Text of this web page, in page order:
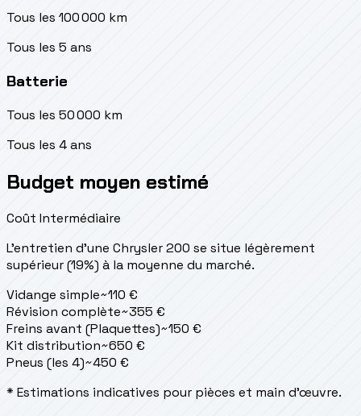
Tous les 100 000 km
Tous les 5 ans
Batterie
Tous les 50 000 km
Tous les 4 ans
Budget moyen estimé
Coût Intermédiaire
L'entretien d'une Chrysler 200 se situe légèrement
supérieur (19%) à la moyenne du marché.
Vidange simple~110 €
Révision complète~355 €
Freins avant (Plaquettes)~150 €
Kit distribution~650 €
Pneus (les 4)~450 €
* Estimations indicatives pour pièces et main d'œuvre.